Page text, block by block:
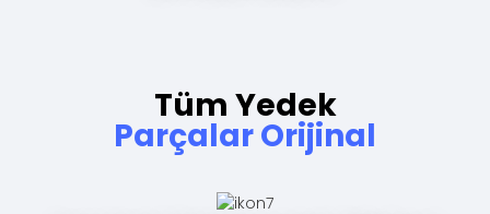
Tüm Yedek
Parçalar Orijinal